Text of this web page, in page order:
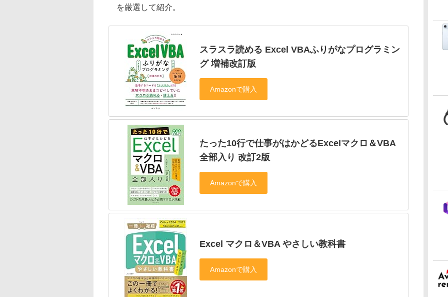
を厳選して紹介。
スラスラ読める Excel VBAふりがなプログラミン
グ 増補改訂版
たった10行で仕事がはかどるExcelマクロ＆VBA
全部入り 改訂2版
Excel マクロ＆VBA やさしい教科書